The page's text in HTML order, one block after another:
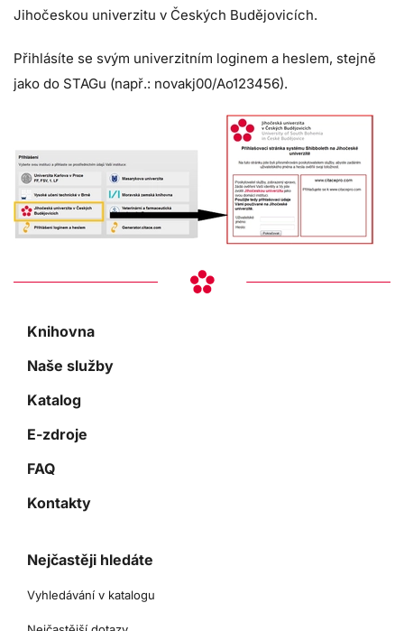
Jihočeskou univerzitu v Českých Budějovicích.
Přihlásíte se svým univerzitním loginem a heslem, stejně
jako do STAGu (např.: novakj00/Ao123456).
Knihovna
Naše služby
Katalog
E-zdroje
FAQ
Kontakty
Nejčastěji hledáte
Vyhledávání v katalogu